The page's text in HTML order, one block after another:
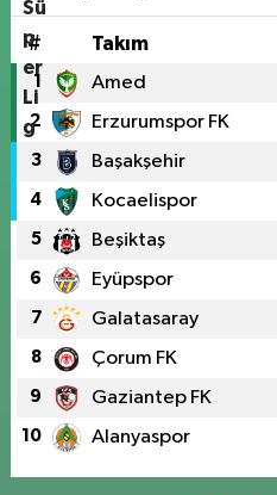
# Takım
1 Amed
2 Erzurumspor FK
3 Başakşehir
4 Kocaelispor
5 Beşiktaş
6 Eyüpspor
7 Galatasaray
8 Çorum FK
9 Gaziantep FK
10 Alanyaspor